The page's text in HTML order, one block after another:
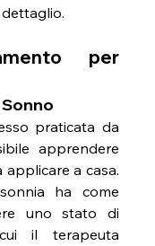
per
praticata da
apprendere
a casa.
ha come
uno stato di
il terapeuta